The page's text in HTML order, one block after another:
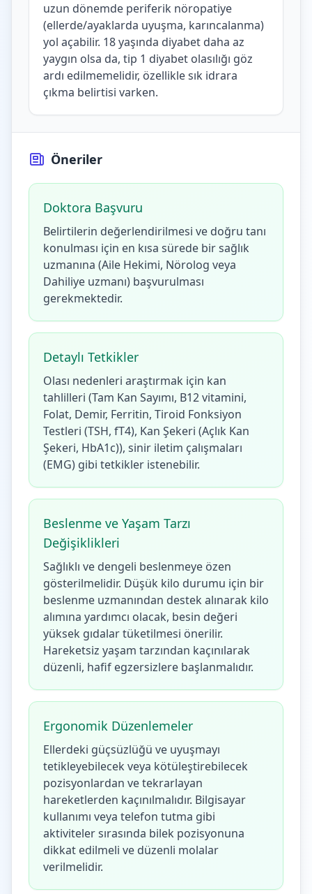
uzun dönemde periferik nöropatiye
(ellerde/ayaklarda uyuşma, karıncalanma)
yol açabilir. 18 yaşında diyabet daha az
yaygın olsa da, tip 1 diyabet olasılığı göz
ardı edilmemelidir, özellikle sık idrara
çıkma belirtisi varken.
Öneriler
Doktora Başvuru
Belirtilerin değerlendirilmesi ve doğru tanı
konulması için en kısa sürede bir sağlık
uzmanına (Aile Hekimi, Nörolog veya
Dahiliye uzmanı) başvurulması
gerekmektedir.
Detaylı Tetkikler
Olası nedenleri araştırmak için kan
tahlilleri (Tam Kan Sayımı, B12 vitamini,
Folat, Demir, Ferritin, Tiroid Fonksiyon
Testleri (TSH, fT4), Kan Şekeri (Açlık Kan
Şekeri, HbA1c)), sinir iletim çalışmaları
(EMG) gibi tetkikler istenebilir.
Beslenme ve Yaşam Tarzı
Değişiklikleri
Sağlıklı ve dengeli beslenmeye özen
gösterilmelidir. Düşük kilo durumu için bir
beslenme uzmanından destek alınarak kilo
alımına yardımcı olacak, besin değeri
yüksek gıdalar tüketilmesi önerilir.
Hareketsiz yaşam tarzından kaçınılarak
düzenli, hafif egzersizlere başlanmalıdır.
Ergonomik Düzenlemeler
Ellerdeki güçsüzlüğü ve uyuşmayı
tetikleyebilecek veya kötüleştirebilecek
pozisyonlardan ve tekrarlayan
hareketlerden kaçınılmalıdır. Bilgisayar
kullanımı veya telefon tutma gibi
aktiviteler sırasında bilek pozisyonuna
dikkat edilmeli ve düzenli molalar
verilmelidir.